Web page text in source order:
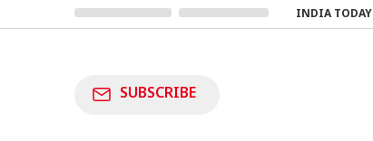
INDIA
SUBSCRIBE